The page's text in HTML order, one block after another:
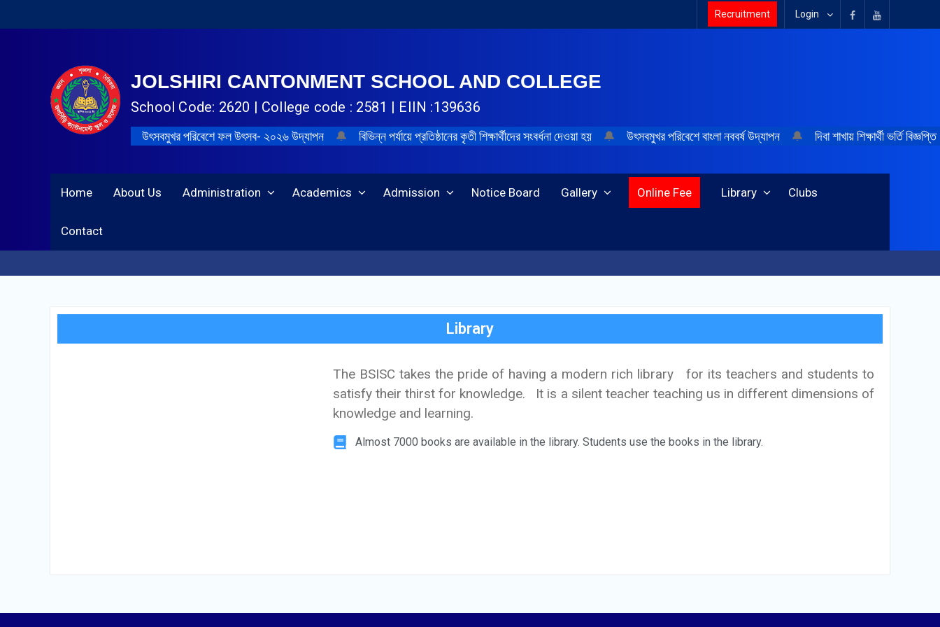
Recruitment Login
JOLSHIRI CANTONMENT SCHOOL AND COLLEGE
School Code: 2620 | College code : 2581 | EIIN :139636
উৎসবমুখর পরিবেশে ফল উৎসব- ২০২৬ উদ্‌যাপন 🔔 বিভিন্ন পর্যায়ে প্রতিষ্ঠানের কৃতী শিক্ষার্থীদের সংবর্ধনা দেওয়া হয় 🔔 উৎসবমুখর পরিবেশে বাংলা নববর্ষ উদ্‌যাপন 🔔 দিবা শাখায় শিক্ষার্থী ভর্তি বিজ্ঞপ্তি
Home About Us Administration Academics Admission Notice Board Gallery Online Fee Library Clubs
Contact
Library
The BSISC takes the pride of having a modern rich library for its teachers and students to
satisfy their thirst for knowledge. It is a silent teacher teaching us in different dimensions of
knowledge and learning.
Almost 7000 books are available in the library. Students use the books in the library.